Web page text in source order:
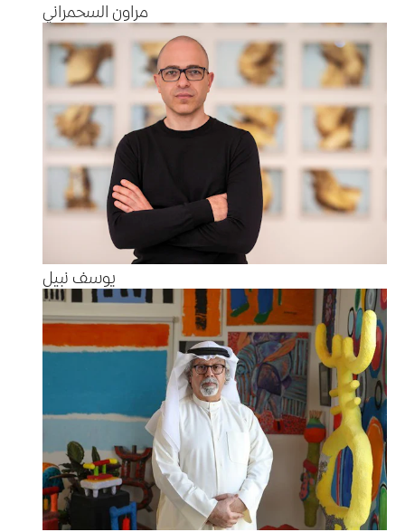
مراون السحمراني
يوسف نبيل